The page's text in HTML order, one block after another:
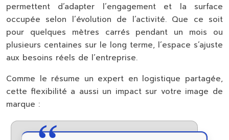
permettent d’adapter l’engagement et la surface
occupée selon l’évolution de l’activité. Que ce soit
pour quelques mètres carrés pendant un mois ou
plusieurs centaines sur le long terme, l’espace s’ajuste
aux besoins réels de l’entreprise.
Comme le résume un expert en logistique partagée,
cette flexibilité a aussi un impact sur votre image de
marque :